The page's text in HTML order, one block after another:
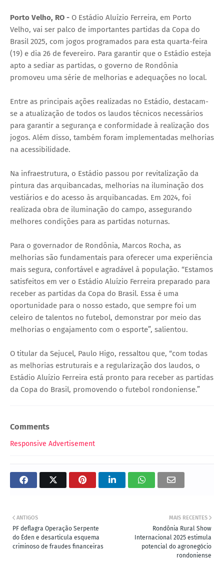
Porto Velho, RO - O Estádio Aluízio Ferreira, em Porto
Velho, vai ser palco de importantes partidas da Copa do
Brasil 2025, com jogos programados para esta quarta-feira
(19) e dia 26 de fevereiro. Para garantir que o Estádio esteja
apto a sediar as partidas, o governo de Rondônia
promoveu uma série de melhorias e adequações no local.
Entre as principais ações realizadas no Estádio, destacam-
se a atualização de todos os laudos técnicos necessários
para garantir a segurança e conformidade à realização dos
jogos. Além disso, também foram implementadas melhorias
na acessibilidade.
Na infraestrutura, o Estádio passou por revitalização da
pintura das arquibancadas, melhorias na iluminação dos
vestiários e do acesso às arquibancadas. Em 2024, foi
realizada obra de iluminação do campo, assegurando
melhores condições para as partidas noturnas.
Para o governador de Rondônia, Marcos Rocha, as
melhorias são fundamentais para oferecer uma experiência
mais segura, confortável e agradável à população. “Estamos
satisfeitos em ver o Estádio Aluízio Ferreira preparado para
receber as partidas da Copa do Brasil. Essa é uma
oportunidade para o nosso estado, que sempre foi um
celeiro de talentos no futebol, demonstrar por meio das
melhorias o engajamento com o esporte”, salientou.
O titular da Sejucel, Paulo Higo, ressaltou que, “com todas
as melhorias estruturais e a regularização dos laudos, o
Estádio Aluízio Ferreira está pronto para receber as partidas
da Copa do Brasil, promovendo o futebol rondoniense.”
Comments
Responsive Advertisement
MAIS RECENTES
Rondônia Rural Show
Internacional 2025 estimula
potencial do agronegócio
rondoniense
ANTIGOS
PF deflagra Operação Serpente
do Éden e desarticula esquema
criminoso de fraudes financeiras